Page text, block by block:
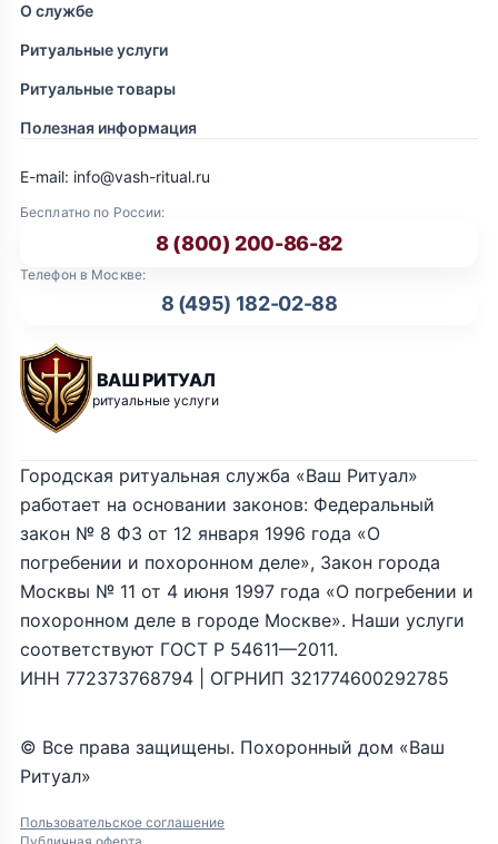
О службе
Ритуальные услуги
Ритуальные товары
Полезная информация
ВАШ РИТУАЛ
ритуальные услуги
Бесплатно по России:
8 (800) 200-86-82
Телефон в Москве:
8 (495) 182-02-88
E-mail: info@vash-ritual.ru
© Все права защищены. Похоронный дом «Ваш
Ритуал»
Пользовательское соглашение
Городская ритуальная служба «Ваш Ритуал»
работает на основании законов: Федеральный
закон № 8 ФЗ от 12 января 1996 года «О
погребении и похоронном деле», Закон города
Москвы № 11 от 4 июня 1997 года «О погребении и
похоронном деле в городе Москве». Наши услуги
соответствуют ГОСТ Р 54611—2011.
ИНН 772373768794 | ОГРНИП 321774600292785